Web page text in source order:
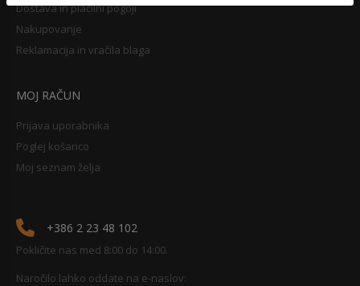
Dostava in plačilni pogoji
Nakupovanje
Reklamacija in vračila blaga
MOJ RAČUN
Prijava uporabnika
Poglej košarico
Moj seznam želja
+386 2 23 48 102
Pokličite nas med 8:00 do 14:00.
Naročilo lahko oddate na e-naslov: